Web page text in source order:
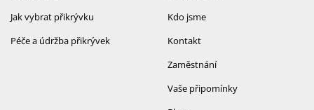
Kdo jsme
Kontakt
Zaměstnání
Vaše připomínky
Jak vybrat přikrývku
Péče a údržba přikrývek